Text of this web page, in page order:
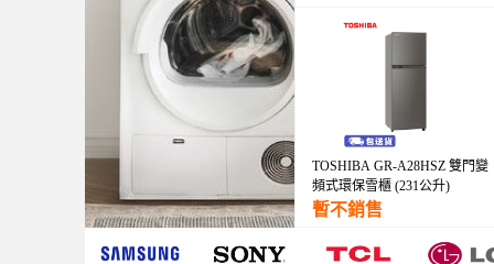
TOSHIBA GR-A28HSZ 雙門變
頻式環保雪櫃 (231公升)
暫不銷售